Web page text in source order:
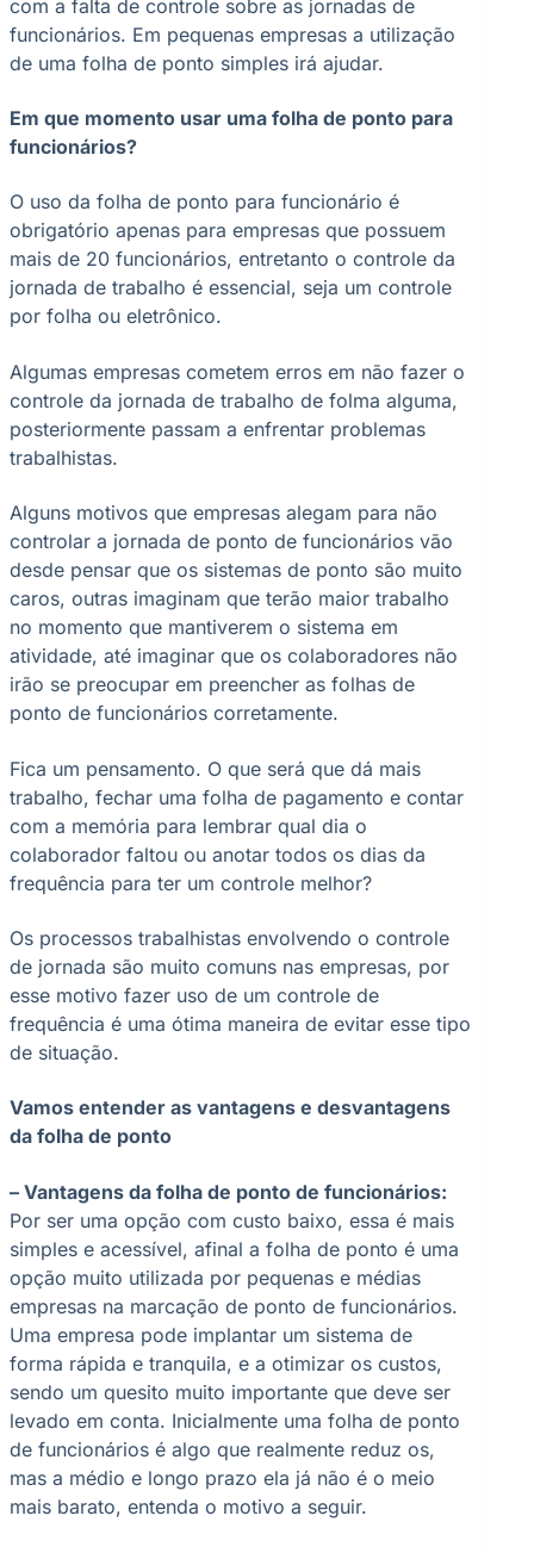
com a falta de controle sobre as jornadas de
funcionários. Em pequenas empresas a utilização
de uma folha de ponto simples irá ajudar.
Em que momento usar uma folha de ponto para
funcionários?
O uso da folha de ponto para funcionário é
obrigatório apenas para empresas que possuem
mais de 20 funcionários, entretanto o controle da
jornada de trabalho é essencial, seja um controle
por folha ou eletrônico.
Algumas empresas cometem erros em não fazer o
controle da jornada de trabalho de folma alguma,
posteriormente passam a enfrentar problemas
trabalhistas.
Alguns motivos que empresas alegam para não
controlar a jornada de ponto de funcionários vão
desde pensar que os sistemas de ponto são muito
caros, outras imaginam que terão maior trabalho
no momento que mantiverem o sistema em
atividade, até imaginar que os colaboradores não
irão se preocupar em preencher as folhas de
ponto de funcionários corretamente.
Fica um pensamento. O que será que dá mais
trabalho, fechar uma folha de pagamento e contar
com a memória para lembrar qual dia o
colaborador faltou ou anotar todos os dias da
frequência para ter um controle melhor?
Os processos trabalhistas envolvendo o controle
de jornada são muito comuns nas empresas, por
esse motivo fazer uso de um controle de
frequência é uma ótima maneira de evitar esse tipo
de situação.
Vamos entender as vantagens e desvantagens
da folha de ponto
– Vantagens da folha de ponto de funcionários:
Por ser uma opção com custo baixo, essa é mais
simples e acessível, afinal a folha de ponto é uma
opção muito utilizada por pequenas e médias
empresas na marcação de ponto de funcionários.
Uma empresa pode implantar um sistema de
forma rápida e tranquila, e a otimizar os custos,
sendo um quesito muito importante que deve ser
levado em conta. Inicialmente uma folha de ponto
de funcionários é algo que realmente reduz os,
mas a médio e longo prazo ela já não é o meio
mais barato, entenda o motivo a seguir.